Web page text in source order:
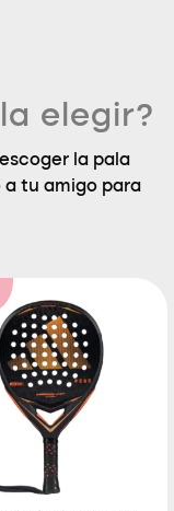
elegir?
la pala
a tu amigo para